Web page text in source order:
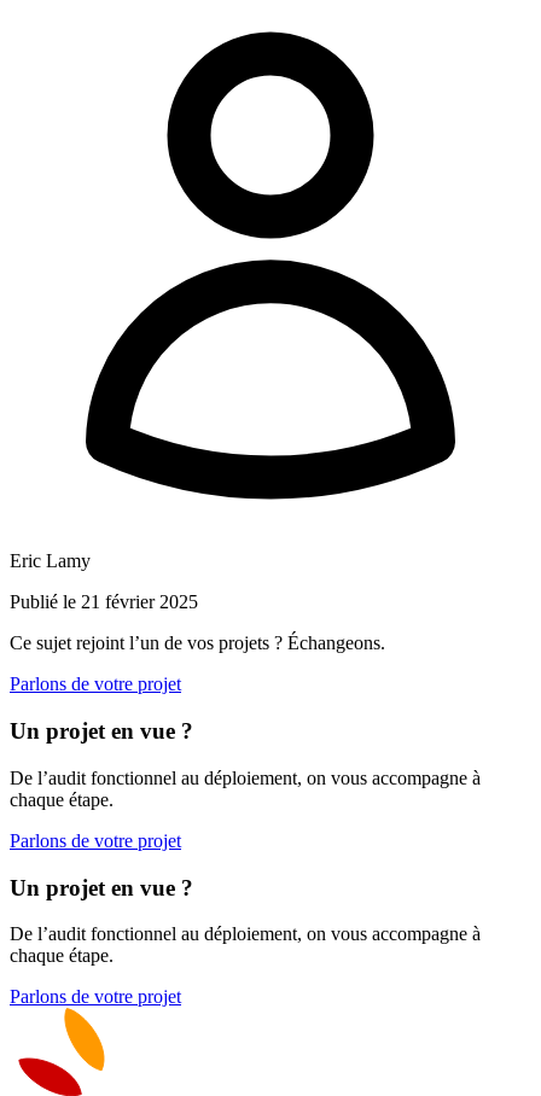
Eric Lamy
Publié le 21 février 2025
Ce sujet rejoint l’un de vos projets ? Échangeons.
Parlons de votre projet
Un projet en vue ?
De l’audit fonctionnel au déploiement, on vous accompagne à
chaque étape.
Parlons de votre projet
Un projet en vue ?
De l’audit fonctionnel au déploiement, on vous accompagne à
chaque étape.
Parlons de votre projet